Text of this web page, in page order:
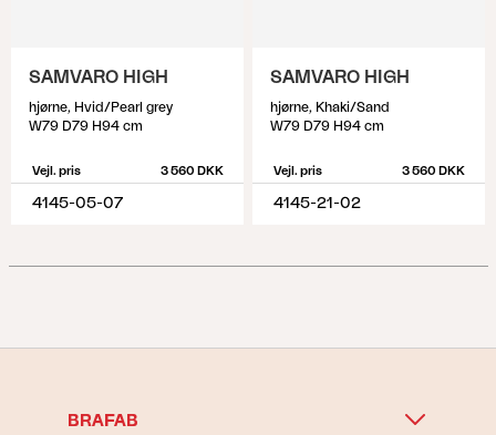
SAMVARO HIGH
hjørne, Hvid/Pearl grey
W79 D79 H94 cm
Vejl. pris 3 560 DKK
4145-05-07
SAMVARO HIGH
hjørne, Khaki/Sand
W79 D79 H94 cm
Vejl. pris 3 560 DKK
4145-21-02
BRAFAB